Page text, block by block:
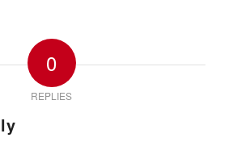
0
REPLIES